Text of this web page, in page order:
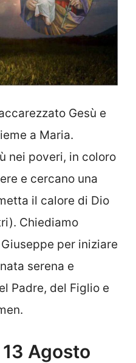
Gesù e
a Maria.
nei poveri, in coloro
e cercano una
il calore di Dio
Chiediamo
per iniziare
serena e
Padre, del Figlio e
Agosto